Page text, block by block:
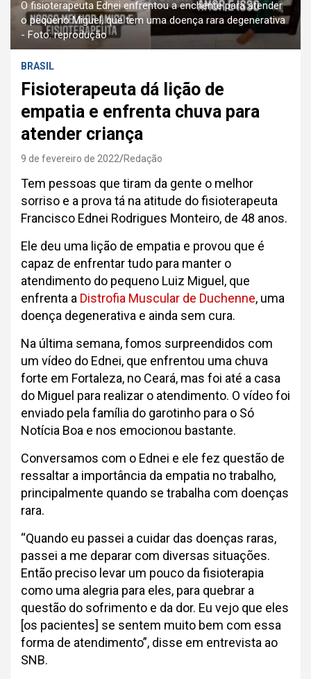
O fisioterapeuta Ednei enfrentou a enchente para atender
o pequeno Miguel, que tem uma doença rara degenerativa
- Foto: reprodução
BRASIL
Fisioterapeuta dá lição de
empatia e enfrenta chuva para
atender criança
9 de fevereiro de 2022 Redação
Tem pessoas que tiram da gente o melhor
sorriso e a prova tá na atitude do fisioterapeuta
Francisco Ednei Rodrigues Monteiro, de 48 anos.
Ele deu uma lição de empatia e provou que é
capaz de enfrentar tudo para manter o
atendimento do pequeno Luiz Miguel, que
enfrenta a Distrofia Muscular de Duchenne, uma
doença degenerativa e ainda sem cura.
Na última semana, fomos surpreendidos com
um vídeo do Ednei, que enfrentou uma chuva
forte em Fortaleza, no Ceará, mas foi até a casa
do Miguel para realizar o atendimento. O vídeo foi
enviado pela família do garotinho para o Só
Notícia Boa e nos emocionou bastante.
Conversamos com o Ednei e ele fez questão de
ressaltar a importância da empatia no trabalho,
principalmente quando se trabalha com doenças
rara.
“Quando eu passei a cuidar das doenças raras,
passei a me deparar com diversas situações.
Então preciso levar um pouco da fisioterapia
como uma alegria para eles, para quebrar a
questão do sofrimento e da dor. Eu vejo que eles
[os pacientes] se sentem muito bem com essa
forma de atendimento”, disse em entrevista ao
SNB.